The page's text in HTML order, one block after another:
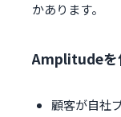
かあります。
Amplitudeを
顧客が自社